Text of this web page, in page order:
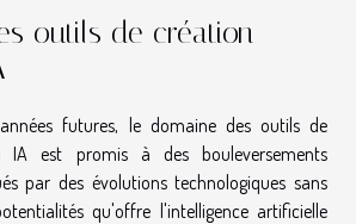
outils de création
futures, le domaine des outils de
IA est promis à des bouleversements
par des évolutions technologiques sans
qu'offre l'intelligence artificielle